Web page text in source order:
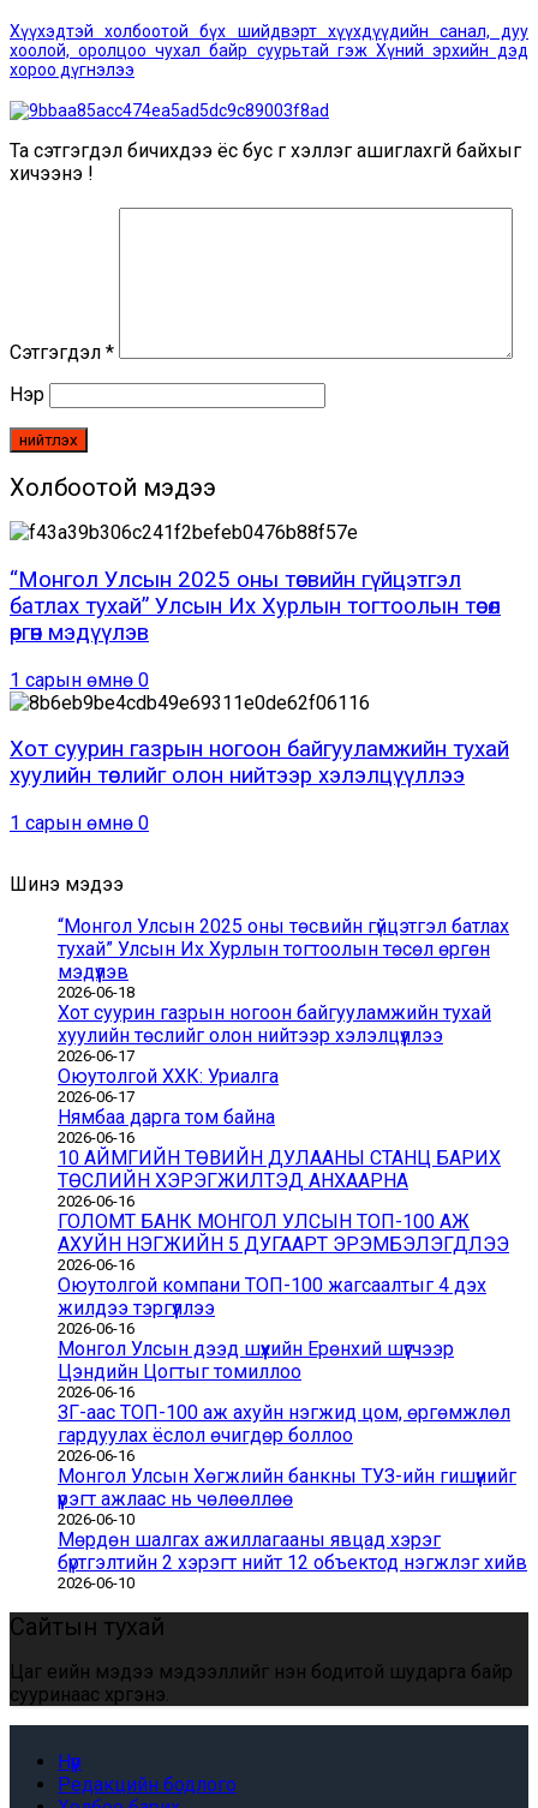
Хүүхэдтэй холбоотой бүх шийдвэрт хүүхдүүдийн санал, дуу
хоолой, оролцоо чухал байр суурьтай гэж Хүний эрхийн дэд
хороо дүгнэлээ
Та сэтгэгдэл бичихдээ ёс бус үг хэллэг ашиглахгүй байхыг
хичээнэ үү!
Сэтгэгдэл *
Нэр
Холбоотой мэдээ
“Монгол Улсын 2025 оны төсвийн гүйцэтгэл
батлах тухай” Улсын Их Хурлын тогтоолын төсөл
өргөн мэдүүлэв
1 сарын өмнө 0
Хот суурин газрын ногоон байгууламжийн тухай
хуулийн төслийг олон нийтээр хэлэлцүүллээ
1 сарын өмнө 0
Шинэ мэдээ
“Монгол Улсын 2025 оны төсвийн гүйцэтгэл батлах
тухай” Улсын Их Хурлын тогтоолын төсөл өргөн
мэдүүлэв
2026-06-18
Хот суурин газрын ногоон байгууламжийн тухай
хуулийн төслийг олон нийтээр хэлэлцүүллээ
2026-06-17
Оюутолгой ХХК: Уриалга
2026-06-17
Нямбаа дарга том байна
2026-06-16
10 АЙМГИЙН ТӨВИЙН ДУЛААНЫ СТАНЦ БАРИХ
ТӨСЛИЙН ХЭРЭГЖИЛТЭД АНХААРНА
2026-06-16
ГОЛОМТ БАНК МОНГОЛ УЛСЫН ТОП-100 АЖ
АХУЙН НЭГЖИЙН 5 ДУГААРТ ЭРЭМБЭЛЭГДЛЭЭ
2026-06-16
Оюутолгой компани ТОП-100 жагсаалтыг 4 дэх
жилдээ тэргүүллээ
2026-06-16
Монгол Улсын дээд шүүхийн Ерөнхий шүүгчээр
Цэндийн Цогтыг томиллоо
2026-06-16
ЗГ-аас ТОП-100 аж ахуйн нэгжид цом, өргөмжлөл
гардуулах ёслол өчигдөр боллоо
2026-06-16
Монгол Улсын Хөгжлийн банкны ТУЗ-ийн гишүүнийг
үүрэгт ажлаас нь чөлөөллөө
2026-06-10
Мөрдөн шалгах ажиллагааны явцад хэрэг
бүртгэлтийн 2 хэрэгт нийт 12 объектод нэгжлэг хийв
2026-06-10
Сайтын тухай
Цаг үеийн мэдээ мэдээллийг үнэн бодитой шударга байр
сууринаас хүргэнэ.
Нүүр
Редакцийн бодлого